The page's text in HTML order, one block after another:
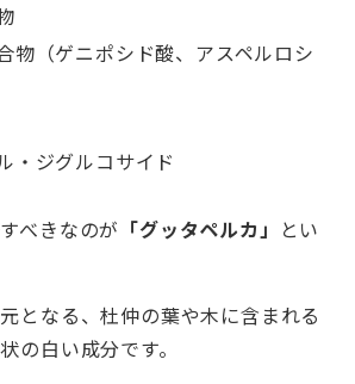
物（ゲニポシド酸、アスペルロシ
・ジグルコサイド
べきなのが 「グッタペルカ」 とい
となる、杜仲の葉や木に含まれる
の白い成分です。